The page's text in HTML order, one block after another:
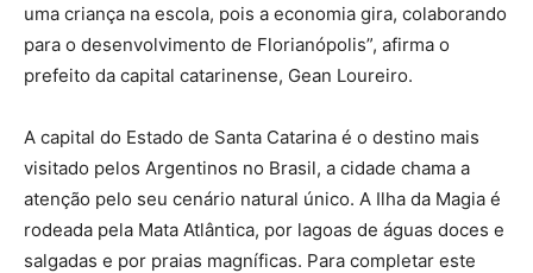
uma criança na escola, pois a economia gira, colaborando
para o desenvolvimento de Florianópolis”, afirma o
prefeito da capital catarinense, Gean Loureiro.
A capital do Estado de Santa Catarina é o destino mais
visitado pelos Argentinos no Brasil, a cidade chama a
atenção pelo seu cenário natural único. A Ilha da Magia é
rodeada pela Mata Atlântica, por lagoas de águas doces e
salgadas e por praias magníficas. Para completar este